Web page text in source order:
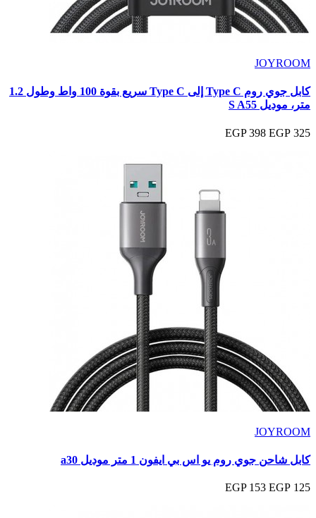
JOYROOM
كابل جوي روم Type C إلى Type C سريع بقوة 100 واط وطول 1.2
متر، موديل S A55
325 EGP
398 EGP
JOYROOM
كابل شاحن جوي روم يو اس بي ايفون 1 متر موديل a30
125 EGP
153 EGP